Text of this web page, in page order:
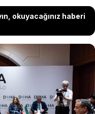
okuyacağınız haberi
Fidan, Rusya
Lavrov ve İran
Arakçi ile Astana